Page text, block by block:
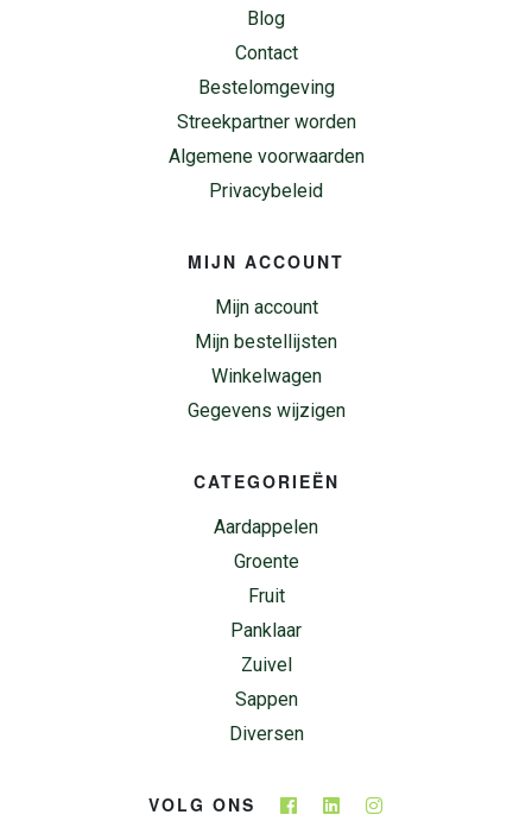
Blog
Contact
Bestelomgeving
Streekpartner worden
Algemene voorwaarden
Privacybeleid
MIJN ACCOUNT
Mijn account
Mijn bestellijsten
Winkelwagen
Gegevens wijzigen
CATEGORIEËN
Aardappelen
Groente
Fruit
Panklaar
Zuivel
Sappen
Diversen
VOLG ONS